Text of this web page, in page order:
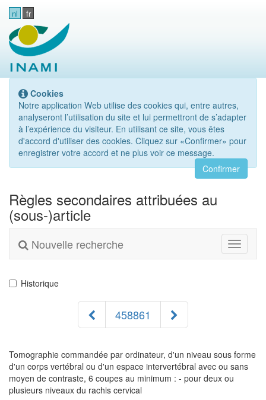
nl fr
Cookies
Notre application Web utilise des cookies qui, entre autres,
analyseront l’utilisation du site et lui permettront de s’adapter
à l’expérience du visiteur. En utilisant ce site, vous êtes
d'accord d'utiliser des cookies. Cliquez sur «Confirmer» pour
enregistrer votre accord et ne plus voir ce message.
Confirmer
Règles secondaires attribuées au
(sous-)article
Toggle
Nouvelle recherche
Historique
458861
Tomographie commandée par ordinateur, d'un niveau sous forme
d'un corps vertébral ou d'un espace intervertébral avec ou sans
moyen de contraste, 6 coupes au minimum : - pour deux ou
plusieurs niveaux du rachis cervical